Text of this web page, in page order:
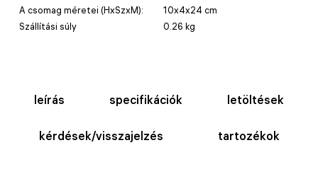
A csomag méretei (HxSzxM):
10x4x24 cm
Szállítási súly
0.26 kg
leírás specifikációk letöltések
kérdések/visszajelzés tartozékok